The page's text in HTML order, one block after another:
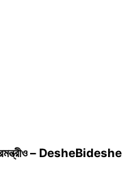
– DesheBideshe